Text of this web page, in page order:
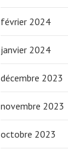
février 2024
janvier 2024
décembre 2023
novembre 2023
octobre 2023